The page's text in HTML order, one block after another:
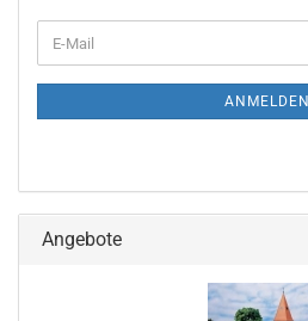
ZUR
E-
Mail
ANMELDEN
Angebote